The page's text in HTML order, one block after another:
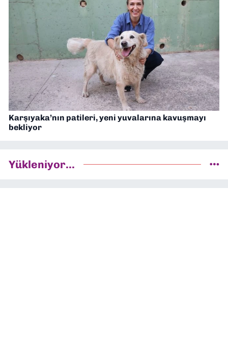
Karşıyaka’nın patileri, yeni yuvalarına kavuşmayı
bekliyor
Yükleniyor...